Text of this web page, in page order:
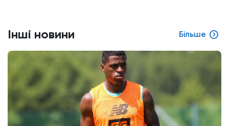
Інші новини Більше